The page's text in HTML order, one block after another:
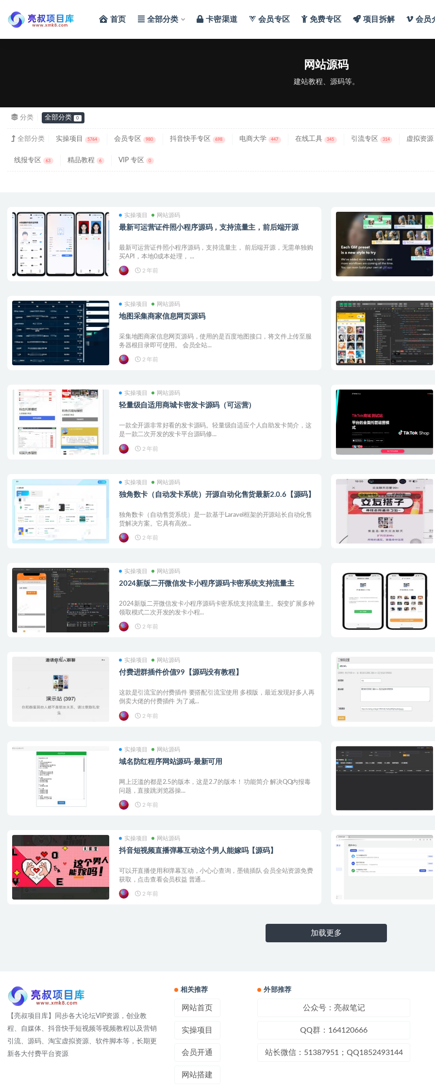
首页 全部分类 卡密渠道 会员专区 免费专区 项目拆解 会员
网站源码
建站教程、源码等。
分类 全部分类 0
全部分类 实操项目 5764 会员专区 980 抖音快手专区 698 电商大学 447 在线工具 345 引流专区 314 虚拟资源
线报专区 63 精品教程 6 VIP 专区 0
实操项目 网站源码
最新可运营证件照小程序源码，支持流量主，前后端开源
最新可运营证件照小程序源码，支持流量主， 前后端开源，无需单独购
买API，本地0成本处理， ...
2 年前
实操项目 网站源码
地图采集商家信息网页源码
采集地图商家信息网页源码，使用的是百度地图接口，将文件上传至服
务器根目录即可使用。 会员全站...
2 年前
实操项目 网站源码
轻量级自适用商城卡密发卡源码（可运营）
一款全开源非常好看的发卡源码。轻量级自适应个人自助发卡简介，这
是一款二次开发的发卡平台源码修...
2 年前
实操项目 网站源码
独角数卡（自动发卡系统）开源自动化售货最新2.0.6【源码】
独角数卡（自动售货系统）是一款基于Laravel框架的开源站长自动化售
货解决方案。它具有高效...
2 年前
实操项目 网站源码
2024新版二开微信发卡小程序源码卡密系统支持流量主
2024新版二开微信发卡小程序源码卡密系统支持流量主。裂变扩展多种
领取模式二次开发的发卡小程...
2 年前
实操项目 网站源码
付费进群插件价值99【源码没有教程】
这款是引流宝的付费插件 要搭配引流宝使用 多模版，最近发现好多人再
倒卖大佬的付费插件 为了减...
2 年前
实操项目 网站源码
域名防红程序网站源码-最新可用
网上泛滥的都是2.5的版本，这是2.7的版本！ 功能简介 解决QQ内报毒
问题，直接跳浏览器操...
2 年前
实操项目 网站源码
抖音短视频直播弹幕互动这个男人能嫁吗【源码】
可以开直播使用和弹幕互动，小心心查询，墨镜插队 会员全站资源免费
获取，点击查看会员权益 普通...
2 年前
加载更多
【亮叔项目库】同步各大论坛VIP资源，创业教
程、自媒体、抖音快手短视频等视频教程以及营销
引流、源码、淘宝虚拟资源、软件脚本等，长期更
新各大付费平台资源
相关推荐
网站首页
实操项目
会员开通
网站搭建
外部推荐
公众号：亮叔笔记
QQ群：164120666
站长微信：51387951；QQ1852493144